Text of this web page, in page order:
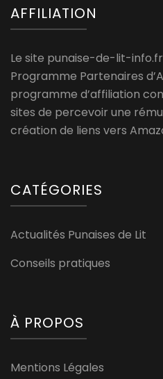
AFFILIATION
Le site punaise-de-lit-
Programme Partenaires
programme d’affiliation
sites de percevoir une
création de liens vers
CATÉGORIES
Actualités Punaises de Lit
Conseils pratiques
À PROPOS
Mentions Légales